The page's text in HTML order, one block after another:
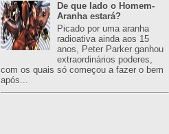
De que lado o Homem-
Aranha estará?
Picado por uma aranha
radioativa ainda aos 15
anos, Peter Parker ganhou
extraordinários poderes,
com os quais só começou a fazer o bem
após...